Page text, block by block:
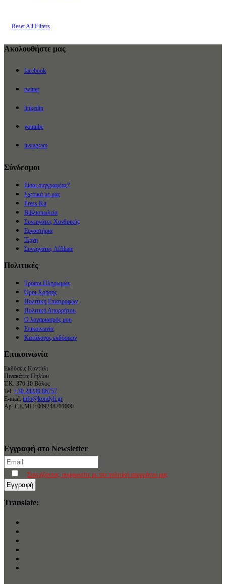
Reset All Filters
Ακολουθήστε μας
facebook
twitter
linkedin
youtube
instagram
Σύνδεσμοι
Είσαι συγγραφέας?
Σχετικά με μας
Press Kit
Βιβλιοπωλεία
Συνεργάτες Χονδρικής
Εργαστήρια
Τέχνη
Συνεργάτες Affiliate
Πολιτικές
Τρόποι Πληρωμών
Όροι Χρήσης
Πολιτική Επιστροφών
Πολιτική Απορρήτου
Ο λογαριασμός μου
Επικοινωνία
Κατάλογος εκδόσεων
Επικοινωνία
Εκδόσεις Κοντύλι
Πινακάτες Πηλίου
Τ.Κ. 370 10 Βόλος
Tel: +30 24230 86757
E-mail: info@kondyli.gr
Αρ. Γ.Ε.ΜΗ: 009248701000
Εγγραφή στο Newsletter
Συνεχίζοντας, συμφωνείτε με την πολιτική απορρήτου μας
Translate: